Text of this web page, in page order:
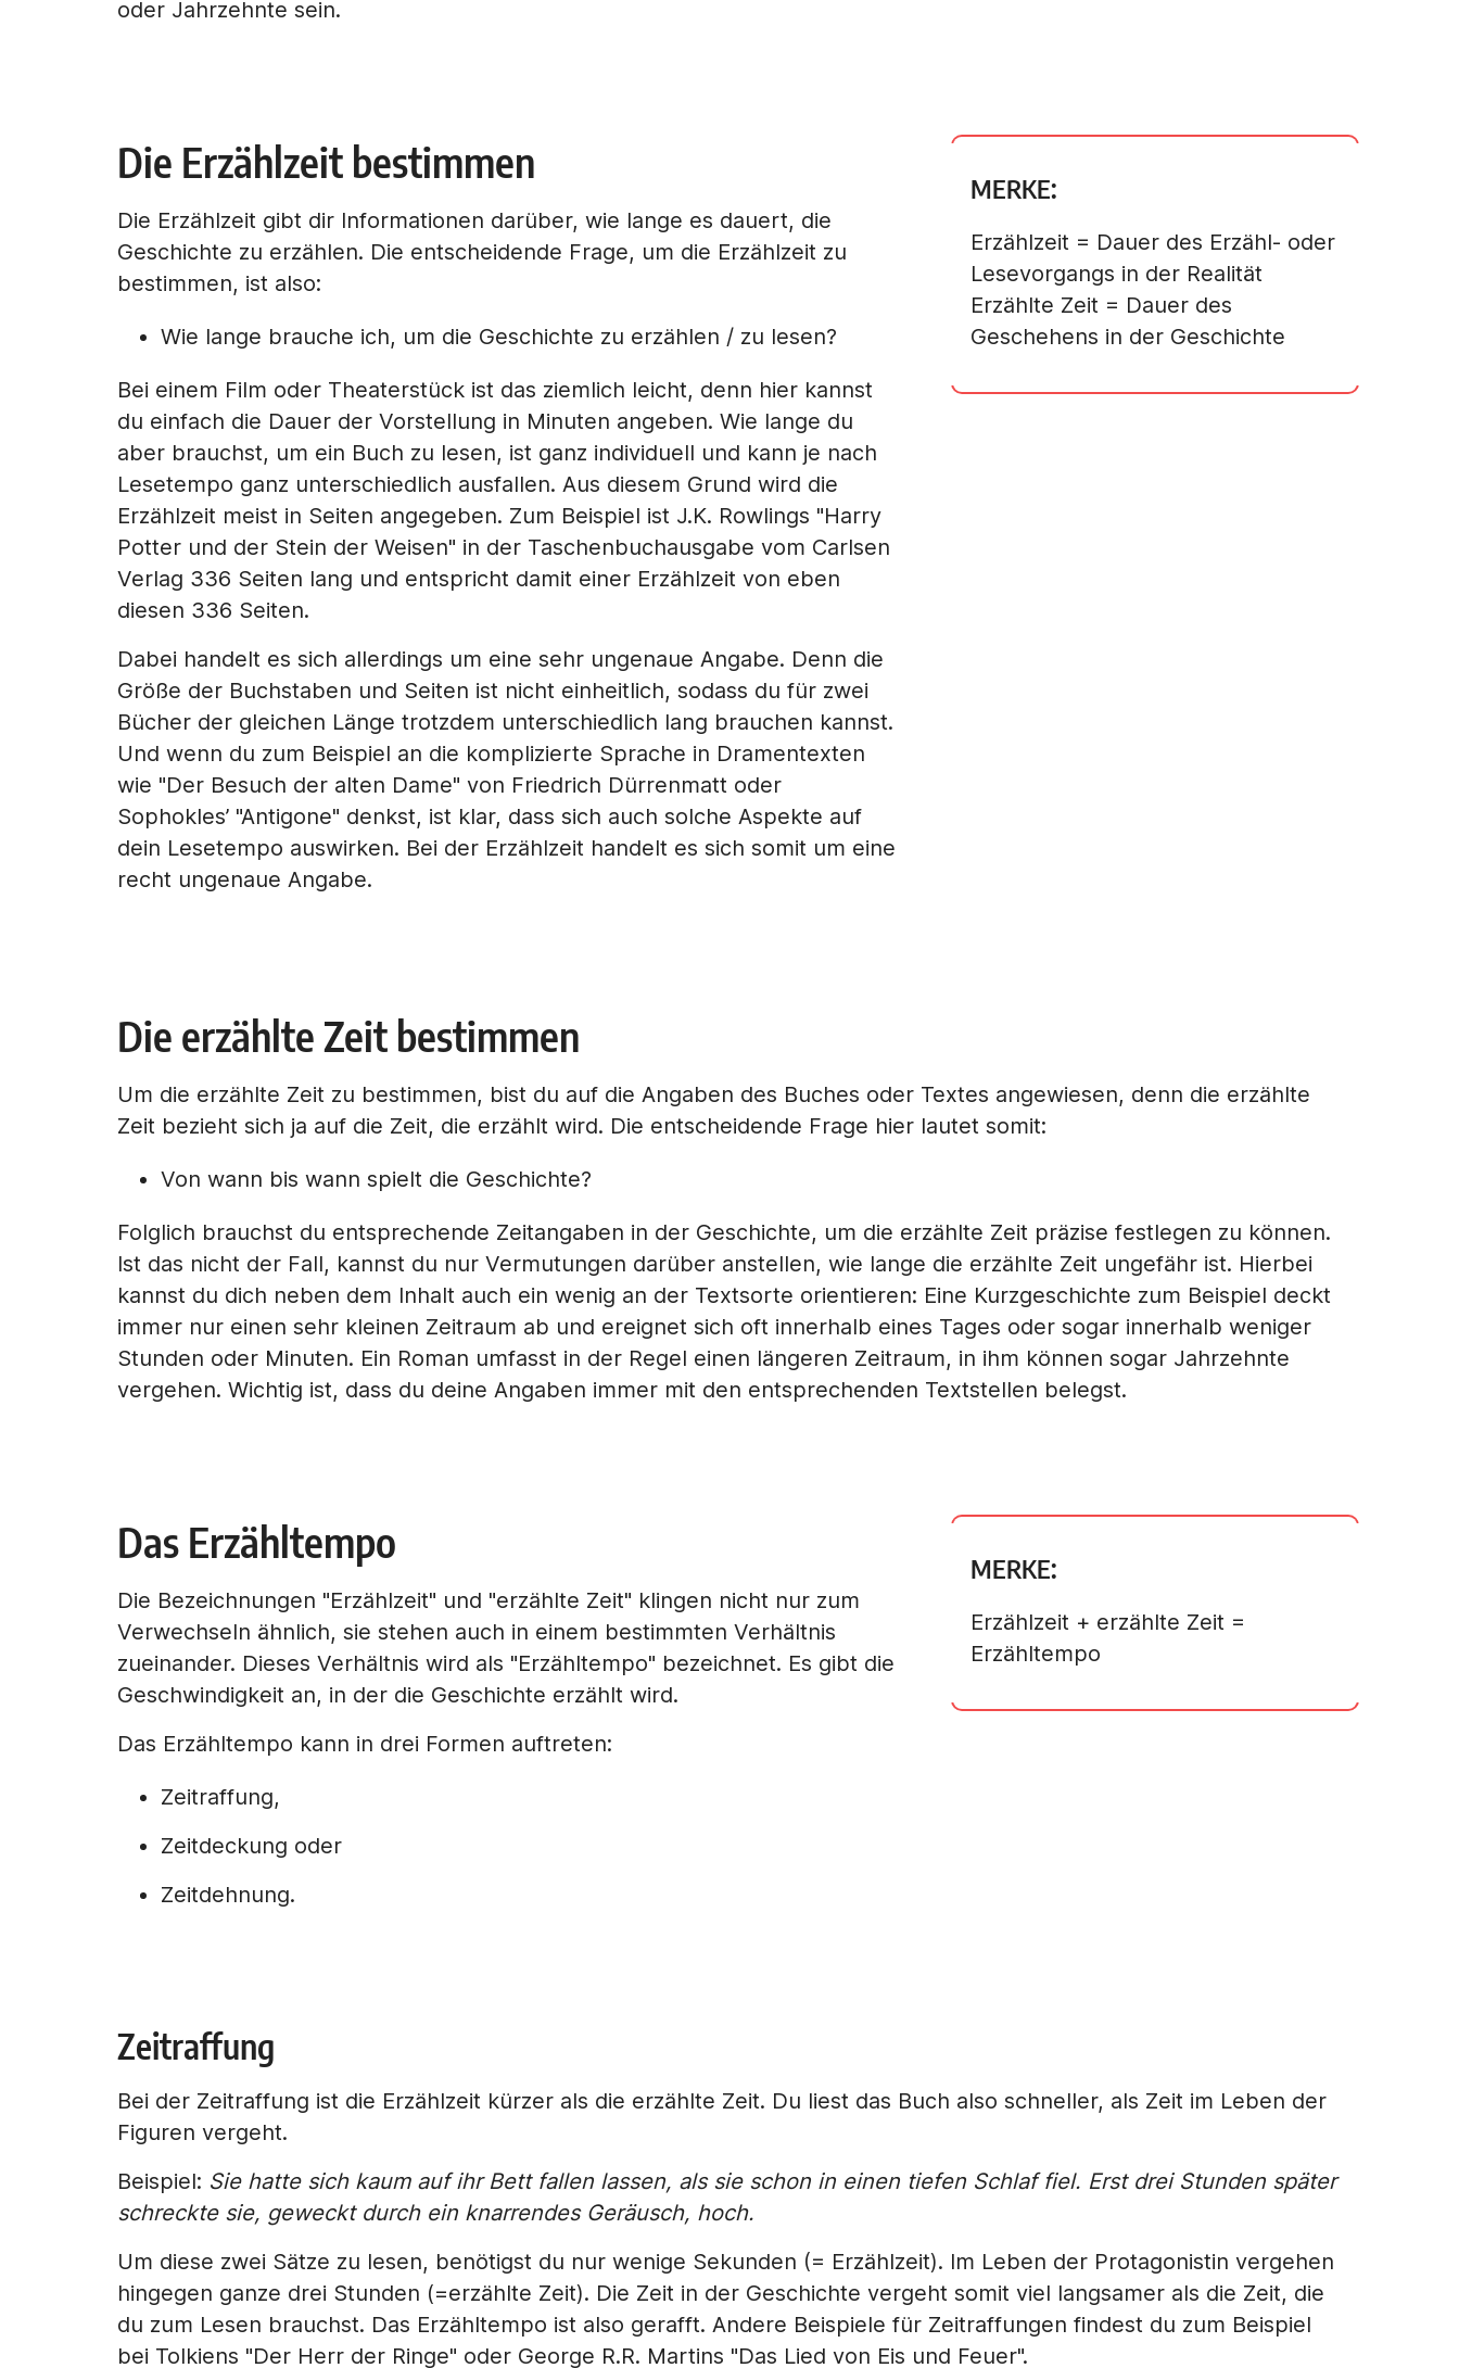
oder Jahrzehnte sein.
Die Erzählzeit bestimmen
Die Erzählzeit gibt dir Informationen darüber, wie lange es dauert, die
Geschichte zu erzählen. Die entscheidende Frage, um die Erzählzeit zu
bestimmen, ist also:
Wie lange brauche ich, um die Geschichte zu erzählen / zu lesen?
Bei einem Film oder Theaterstück ist das ziemlich leicht, denn hier kannst
du einfach die Dauer der Vorstellung in Minuten angeben. Wie lange du
aber brauchst, um ein Buch zu lesen, ist ganz individuell und kann je nach
Lesetempo ganz unterschiedlich ausfallen. Aus diesem Grund wird die
Erzählzeit meist in Seiten angegeben. Zum Beispiel ist J.K. Rowlings "Harry
Potter und der Stein der Weisen" in der Taschenbuchausgabe vom Carlsen
Verlag 336 Seiten lang und entspricht damit einer Erzählzeit von eben
diesen 336 Seiten.
Dabei handelt es sich allerdings um eine sehr ungenaue Angabe. Denn die
Größe der Buchstaben und Seiten ist nicht einheitlich, sodass du für zwei
Bücher der gleichen Länge trotzdem unterschiedlich lang brauchen kannst.
Und wenn du zum Beispiel an die komplizierte Sprache in Dramentexten
wie "Der Besuch der alten Dame" von Friedrich Dürrenmatt oder
Sophokles’ "Antigone" denkst, ist klar, dass sich auch solche Aspekte auf
dein Lesetempo auswirken. Bei der Erzählzeit handelt es sich somit um eine
recht ungenaue Angabe.
MERKE:
Erzählzeit = Dauer des Erzähl- oder
Lesevorgangs in der Realität
Erzählte Zeit = Dauer des
Geschehens in der Geschichte
Die erzählte Zeit bestimmen
Um die erzählte Zeit zu bestimmen, bist du auf die Angaben des Buches oder Textes angewiesen, denn die erzählte
Zeit bezieht sich ja auf die Zeit, die erzählt wird. Die entscheidende Frage hier lautet somit:
Von wann bis wann spielt die Geschichte?
Folglich brauchst du entsprechende Zeitangaben in der Geschichte, um die erzählte Zeit präzise festlegen zu können.
Ist das nicht der Fall, kannst du nur Vermutungen darüber anstellen, wie lange die erzählte Zeit ungefähr ist. Hierbei
kannst du dich neben dem Inhalt auch ein wenig an der Textsorte orientieren: Eine Kurzgeschichte zum Beispiel deckt
immer nur einen sehr kleinen Zeitraum ab und ereignet sich oft innerhalb eines Tages oder sogar innerhalb weniger
Stunden oder Minuten. Ein Roman umfasst in der Regel einen längeren Zeitraum, in ihm können sogar Jahrzehnte
vergehen. Wichtig ist, dass du deine Angaben immer mit den entsprechenden Textstellen belegst.
Das Erzähltempo
Die Bezeichnungen "Erzählzeit" und "erzählte Zeit" klingen nicht nur zum
Verwechseln ähnlich, sie stehen auch in einem bestimmten Verhältnis
zueinander. Dieses Verhältnis wird als "Erzähltempo" bezeichnet. Es gibt die
Geschwindigkeit an, in der die Geschichte erzählt wird.
Das Erzähltempo kann in drei Formen auftreten:
Zeitraffung,
Zeitdeckung oder
Zeitdehnung.
MERKE:
Erzählzeit + erzählte Zeit =
Erzähltempo
Zeitraffung
Bei der Zeitraffung ist die Erzählzeit kürzer als die erzählte Zeit. Du liest das Buch also schneller, als Zeit im Leben der
Figuren vergeht.
Beispiel: Sie hatte sich kaum auf ihr Bett fallen lassen, als sie schon in einen tiefen Schlaf fiel. Erst drei Stunden später
schreckte sie, geweckt durch ein knarrendes Geräusch, hoch.
Um diese zwei Sätze zu lesen, benötigst du nur wenige Sekunden (= Erzählzeit). Im Leben der Protagonistin vergehen
hingegen ganze drei Stunden (=erzählte Zeit). Die Zeit in der Geschichte vergeht somit viel langsamer als die Zeit, die
du zum Lesen brauchst. Das Erzähltempo ist also gerafft. Andere Beispiele für Zeitraffungen findest du zum Beispiel
bei Tolkiens "Der Herr der Ringe" oder George R.R. Martins "Das Lied von Eis und Feuer".